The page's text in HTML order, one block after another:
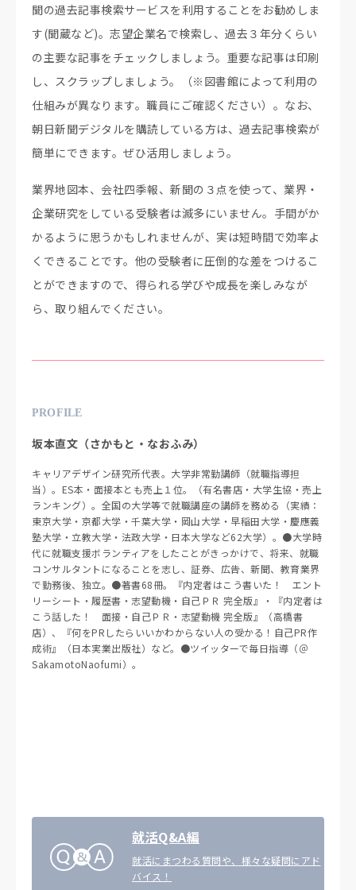
聞の過去記事検索サービスを利用することをお勧めしま
す(聞蔵など)。志望企業名で検索し、過去３年分くらい
の主要な記事をチェックしましょう。重要な記事は印刷
し、スクラップしましょう。（※図書館によって利用の
仕組みが異なります。職員にご確認ください）。なお、
朝日新聞デジタルを購読している方は、過去記事検索が
簡単にできます。ぜひ活用しましょう。
業界地図本、会社四季報、新聞の３点を使って、業界・
企業研究をしている受験者は滅多にいません。手間がか
かるように思うかもしれませんが、実は短時間で効率よ
くできることです。他の受験者に圧倒的な差をつけるこ
とができますので、得られる学びや成長を楽しみなが
ら、取り組んでください。
PROFILE
坂本直文（さかもと・なおふみ）
キャリアデザイン研究所代表。大学非常勤講師（就職指導担
当）。ES本・面接本とも売上１位。（有名書店・大学生協・売上
ランキング）。全国の大学等で就職講座の講師を務める（実績：
東京大学・京都大学・千葉大学・岡山大学・早稲田大学・慶應義
塾大学・立教大学・法政大学・日本大学など62大学）。●大学時
代に就職支援ボランティアをしたことがきっかけで、将来、就職
コンサルタントになることを志し、証券、広告、新聞、教育業界
で勤務後、独立。●著書68冊。『内定者はこう書いた！ エント
リーシート・履歴書・志望動機・自己ＰＲ 完全版』・『内定者は
こう話した！ 面接・自己ＰＲ・志望動機 完全版』（高橋書
店）、『何をPRしたらいいかわからない人の受かる！自己PR作
成術』（日本実業出版社）など。●ツイッターで毎日指導（＠
SakamotoNaofumi）。
就活Q&A編
就活にまつわる質問や、様々な疑問にアド
バイス！